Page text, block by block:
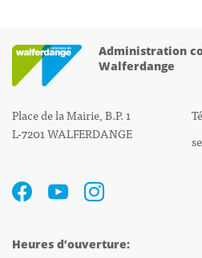
Administration
Walferdange
Place de la Mairie, B.P. 1
L-7201 WALFERDANGE
Heures d’ouverture: